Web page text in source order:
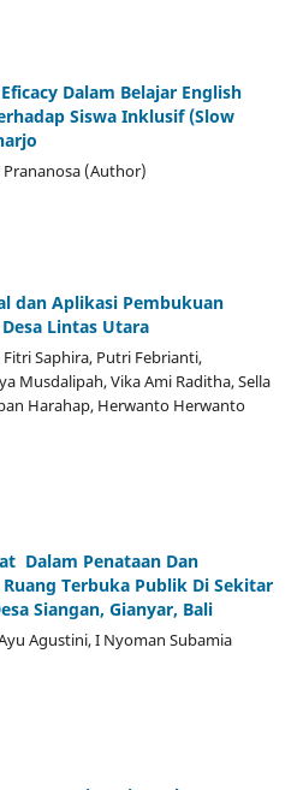
Dalam Belajar English
Siswa Inklusif (Slow
(Author)
dan Aplikasi Pembukuan
Lintas Utara
Saphira, Putri Febrianti,
Musdalipah, Vika Ami Raditha, Sella
Harahap, Herwanto Herwanto
Dalam Penataan Dan
Terbuka Publik Di Sekitar
Siangan, Gianyar, Bali
Agustini, I Nyoman Subamia